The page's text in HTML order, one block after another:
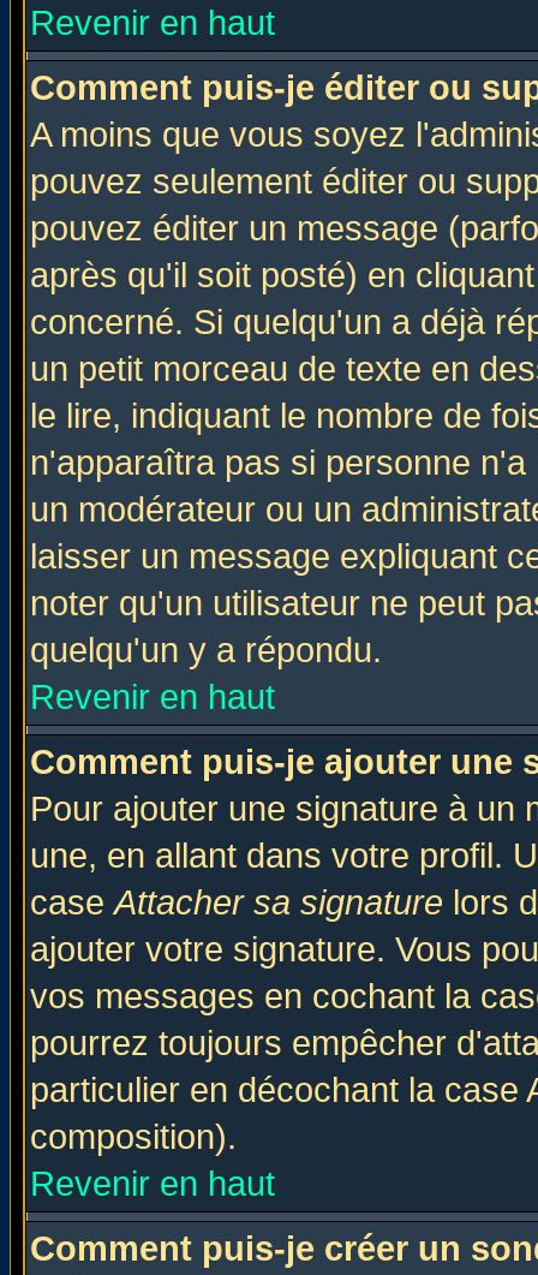
Revenir en haut
Comment puis-je éditer ou
A moins que vous soyez
pouvez seulement éditer ou
pouvez éditer un message
après qu'il soit posté) en
concerné. Si quelqu'un a déjà
un petit morceau de texte en
le lire, indiquant le nombre de
n'apparaîtra pas si personne
un modérateur ou un
laisser un message expliquant
noter qu'un utilisateur ne peut
quelqu'un y a répondu.
Revenir en haut
Comment puis-je ajouter une
Pour ajouter une signature à un
une, en allant dans votre profil.
caseAttacher sa signature lors
ajouter votre signature. Vous
vos messages en cochant la
pourrez toujours empêcher
particulier en décochant la
composition).
Revenir en haut
Comment puis-je créer un